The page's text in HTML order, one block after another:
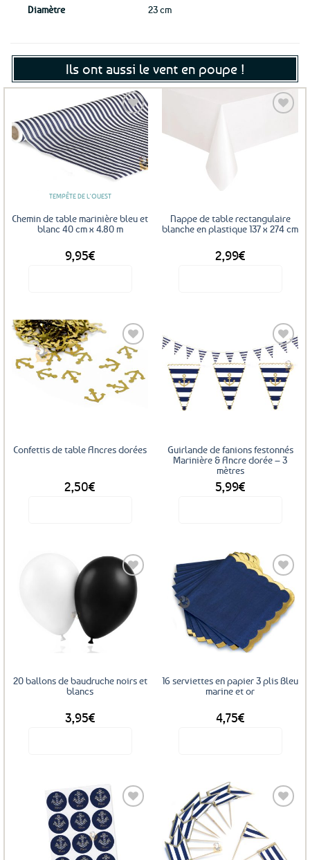
Diamètre 23 cm
Ils ont aussi le vent en poupe !
Ajouter
aux
favoris
TEMPÊTE DE L'OUEST
Chemin de table marinière bleu et
blanc 40 cm x 4.80 m
9,95€
Nappe de table rectangulaire
blanche en plastique 137 x 274 cm
2,99€
Ajouter
aux
favoris
Confettis de table Ancres dorées
2,50€
Ajouter
aux
favoris
Guirlande de fanions festonnés
Marinière & Ancre dorée – 3
mètres
5,99€
Ajouter
aux
favoris
20 ballons de baudruche noirs et
blancs
3,95€
Ajouter
aux
favoris
16 serviettes en papier 3 plis Bleu
marine et or
4,75€
Ajouter
aux
favoris